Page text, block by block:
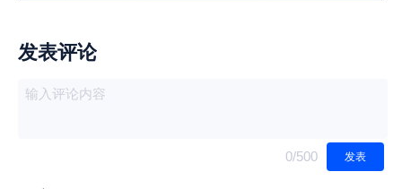
发表评论
发表
0/500